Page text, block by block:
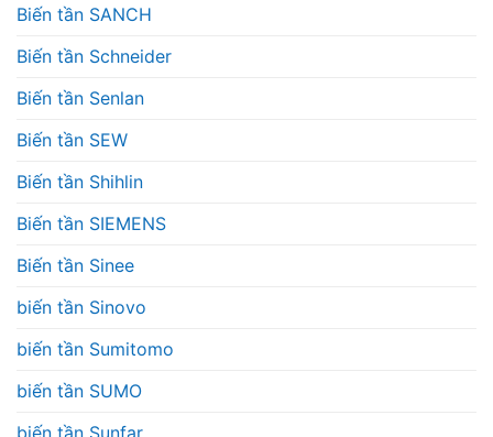
Biến tần SANCH
Biến tần Schneider
Biến tần Senlan
Biến tần SEW
Biến tần Shihlin
Biến tần SIEMENS
Biến tần Sinee
biến tần Sinovo
biến tần Sumitomo
biến tần SUMO